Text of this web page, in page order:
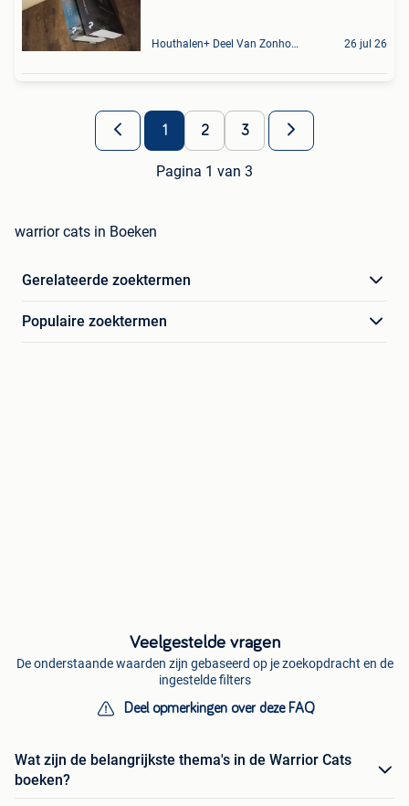
Houthalen+ Deel Van Zonhoven En Zolder 26 jul 26
1 2 3
Pagina 1 van 3
warrior cats in Boeken
Gerelateerde zoektermen
Populaire zoektermen
Veelgestelde vragen
De onderstaande waarden zijn gebaseerd op je zoekopdracht en de
ingestelde filters
Deel opmerkingen over deze FAQ
Wat zijn de belangrijkste thema's in de Warrior Cats
boeken?